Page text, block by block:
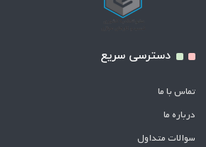
دسترسی سریع
تماس با ما
درباره ما
سوالات متداول